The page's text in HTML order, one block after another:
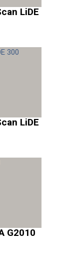
LiDE
LiDE
G2010